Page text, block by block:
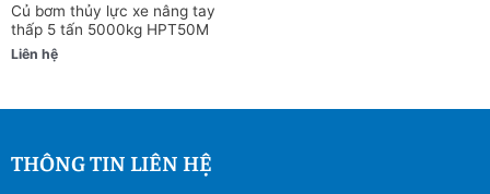
Củ bơm thủy lực xe nâng tay
thấp 5 tấn 5000kg HPT50M
Liên hệ
THÔNG TIN LIÊN HỆ